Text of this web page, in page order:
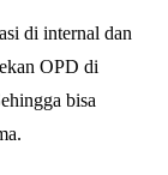
di internal dan
OPD di
bisa